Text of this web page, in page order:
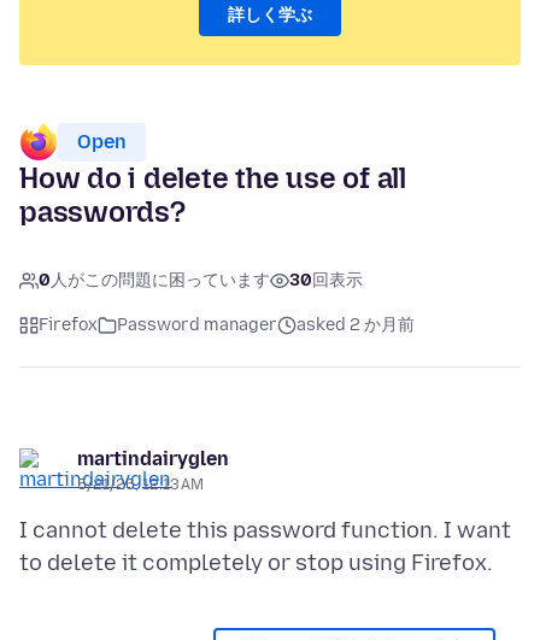
詳しく学ぶ
Open
How do i delete the use of all
passwords?
0人がこの問題に困っています 30回表示
Firefox Password manager asked 2 か月前
martindairyglen
5/21/26, 12:13 AM
I cannot delete this password function. I want